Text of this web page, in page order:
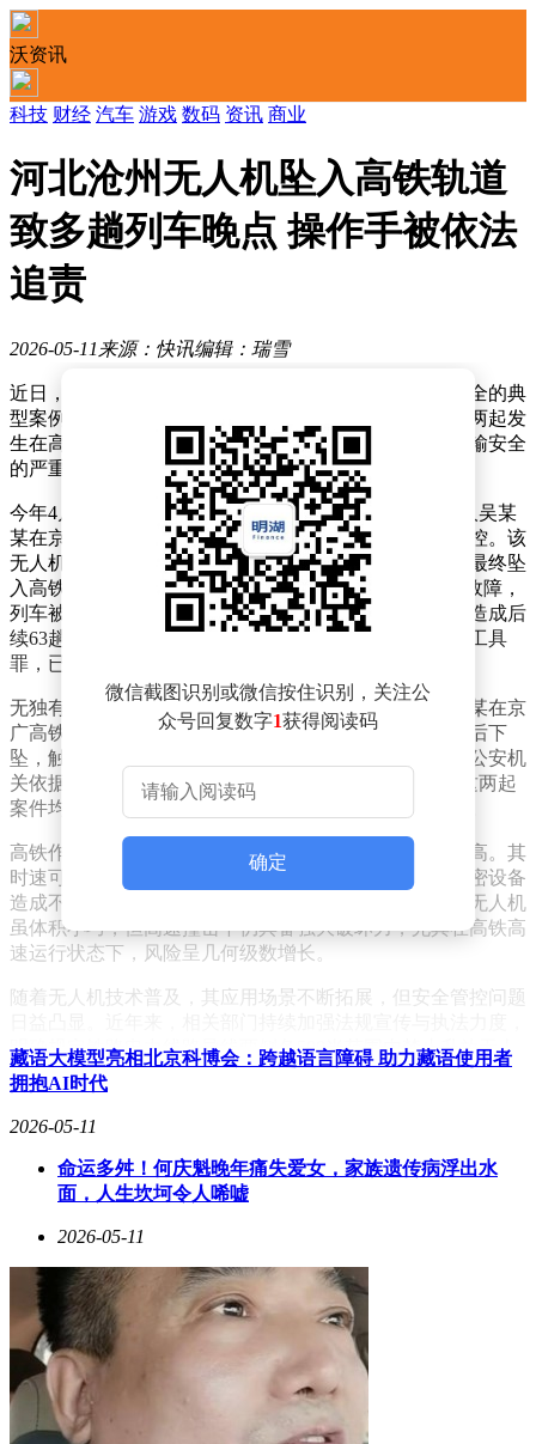
沃资讯
科技 财经 汽车 游戏 数码 资讯 商业
河北沧州无人机坠入高铁轨道
致多趟列车晚点 操作手被依法
追责
2026-05-11 来源：快讯编辑：瑞雪
近日，公安部通报了多起因无人机操作不当危及铁路安全的典
型案例，引发社会对无人机飞行规范的广泛关注。其中两起发
生在高铁沿线的案件，凸显了无人机违规飞行对铁路运输安全
的严重威胁。
今年4月，河北省沧州市境内发生一起惊险事故。当事人吴某
某在京沪高铁沿线使用无人机喷洒农药时，设备突然失控。该
无人机先从铁路高架桥下穿越，随后上升至桥面区域，最终坠
入高铁轨道。恰逢G15次列车经过，撞击导致车辆设备故障，
列车被迫紧急停车32分钟。此次事故还引发连锁反应，造成后
续63趟列车晚点。经调查，吴某某因涉嫌过失损坏交通工具
罪，已被公安机关依法采取刑事强制措施。
无独有偶，广东省韶关市也发生类似事件。同月，曾某某在京
广高铁沿线操控无人机施肥时，设备违法飞越铁路线路后下
坠，触碰接触网导致设备受损，所幸未造成人员伤亡。公安机
关依据相关法规，对曾某某处以行政拘留7日的处罚。这两起
案件均暴露出部分无人机操作者对铁路安全规定的漠视。
高铁作为国家重要基础设施，对运行环境安全性要求极高。其
时速可达数百公里，任何外来物体侵入线路都可能对精密设备
造成不可逆损伤，甚至引发重大安全事故。专家指出，无人机
虽体积小巧，但高速撞击下仍具备强大破坏力，尤其在高铁高
速运行状态下，风险呈几何级数增长。
随着无人机技术普及，其应用场景不断拓展，但安全管控问题
明确规定铁路电力线路导线两侧各500米范围内禁止升放无人
机。然而，部分操作者仍存在侥幸心理，忽视潜在风险。这些
案例为所有无人机从业者敲响警钟：必须严格遵守空域管理规
定，在铁路、机场等重点区域飞行前需履行审批手续。
公共安全需要全社会共同维护。无人机爱好者与从业者应主动
学习相关法规，提升安全意识；普通民众发现违规飞行行为也
安全有序的出行环境，让科技创新真正服务于社会发展。
微信截图识别或微信按住识别，关注公
众号回复数字1获得阅读码
确定
藏语大模型亮相北京科博会：跨越语言障碍 助力藏语使用者
拥抱AI时代
2026-05-11
命运多舛！何庆魁晚年痛失爱女，家族遗传病浮出水
面，人生坎坷令人唏嘘
2026-05-11